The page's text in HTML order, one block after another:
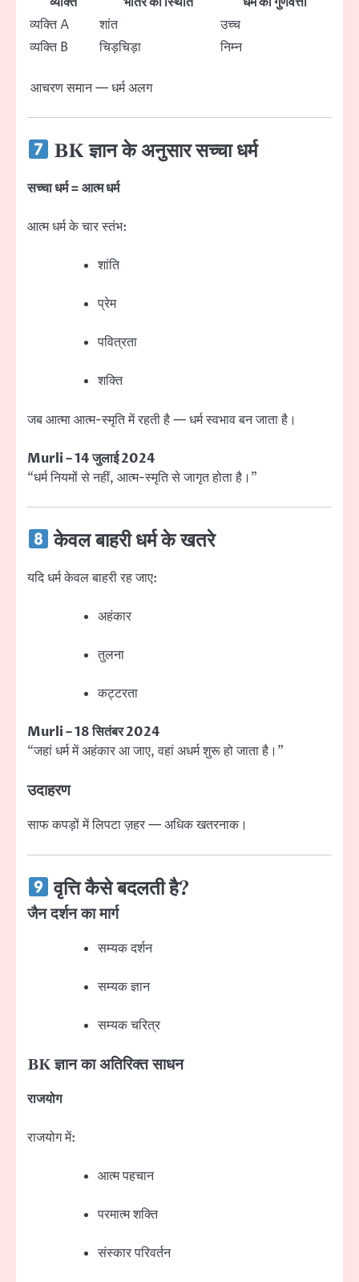
व्यक्ति A
शांत
उच्च
व्यक्ति B
चिड़चिड़ा निम्न
आचरण समान — धर्म अलग
BK ज्ञान के अनुसार सच्चा धर्म
सच्चा धर्म = आत्म धर्म
आत्म धर्म के चार स्तंभ:
शांति
प्रेम
पवित्रता
शक्ति
जब आत्मा आत्म-स्मृति में रहती है — धर्म स्वभाव बन जाता है।
Murli – 14 जुलाई 2024
“धर्म नियमों से नहीं, आत्म-स्मृति से जागृत होता है।”
केवल बाहरी धर्म के खतरे
यदि धर्म केवल बाहरी रह जाए:
अहंकार
तुलना
कट्टरता
Murli – 18 सितंबर 2024
“जहां धर्म में अहंकार आ जाए, वहां अधर्म शुरू हो जाता है।”
उदाहरण
साफ कपड़ों में लिपटा ज़हर — अधिक खतरनाक।
वृत्ति कैसे बदलती है?
जैन दर्शन का मार्ग
सम्यक दर्शन
सम्यक ज्ञान
सम्यक चरित्र
BK ज्ञान का अतिरिक्त साधन
राजयोग
राजयोग में:
आत्म पहचान
परमात्म शक्ति
संस्कार परिवर्तन